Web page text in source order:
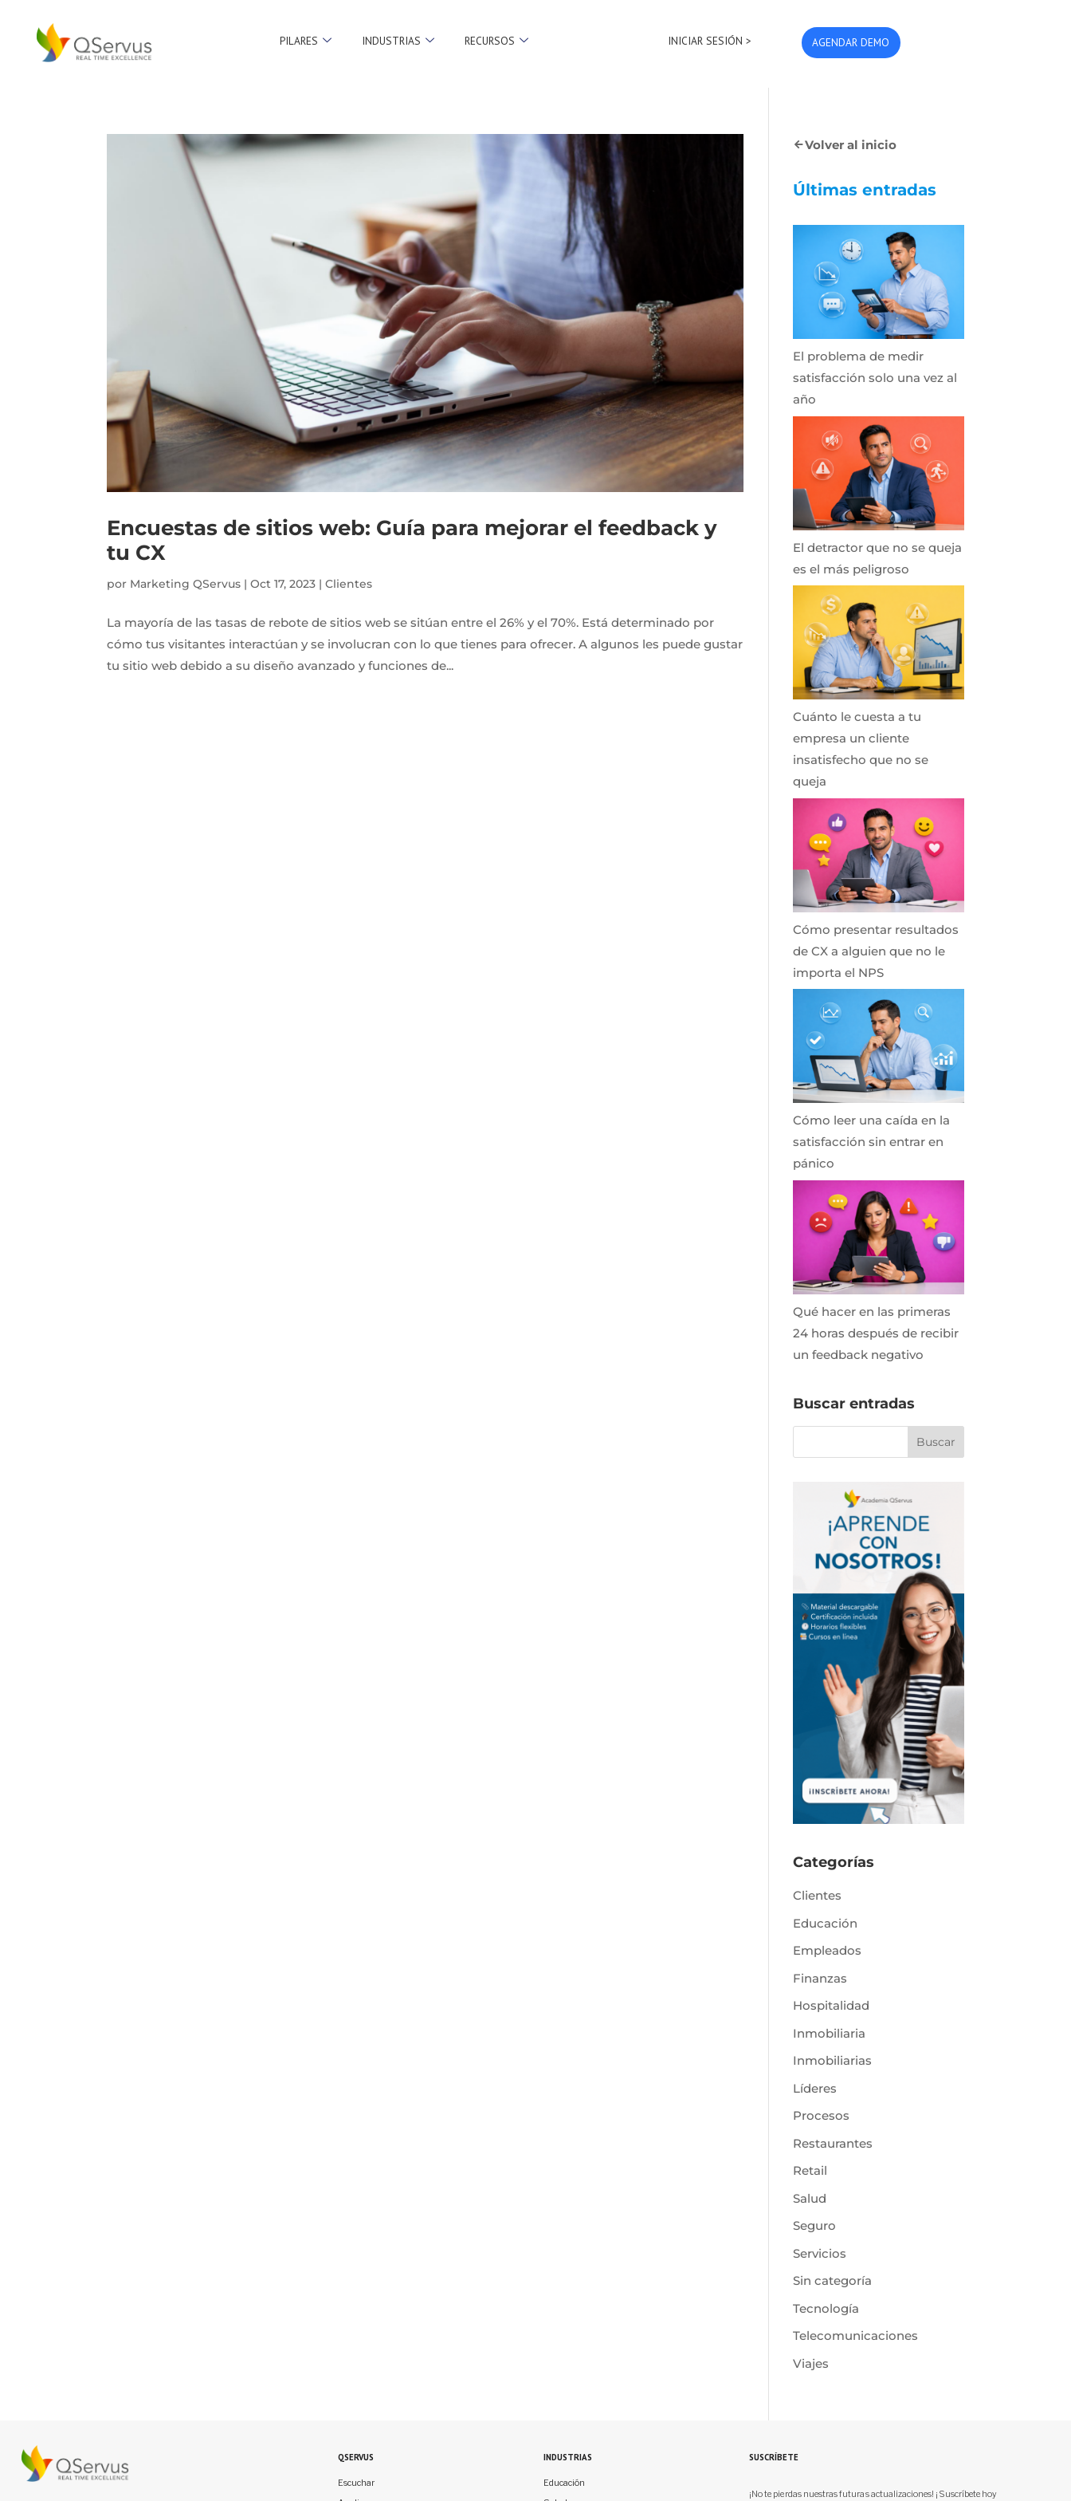
PILARES INDUSTRIAS RECURSOS INICIAR SESIÓN > AGENDAR DEMO
Encuestas de sitios web: Guía para mejorar el feedback y
tu CX
por Marketing QServus |Oct 17, 2023 |Clientes
La mayoría de las tasas de rebote de sitios web se sitúan entre el 26% y el 70%. Está determinado por
cómo tus visitantes interactúan y se involucran con lo que tienes para ofrecer. A algunos les puede gustar
tu sitio web debido a su diseño avanzado y funciones de...
Volver al inicio
Últimas entradas
El problema de medir
satisfacción solo una vez al
año
El detractor que no se queja
es el más peligroso
Cuánto le cuesta a tu
empresa un cliente
insatisfecho que no se
queja
Cómo presentar resultados
de CX a alguien que no le
importa el NPS
Cómo leer una caída en la
satisfacción sin entrar en
pánico
Qué hacer en las primeras
24 horas después de recibir
un feedback negativo
Buscar entradas
Categorías
Clientes
Educación
Empleados
Finanzas
Hospitalidad
Inmobiliaria
Inmobiliarias
Líderes
Procesos
Restaurantes
Retail
Salud
Seguro
Servicios
Sin categoría
Tecnología
Telecomunicaciones
Viajes
QSERVUS
Escuchar
INDUSTRIAS
Educación
SUSCRÍBETE
¡No te pierdas nuestras futuras actualizaciones! ¡Suscríbete hoy